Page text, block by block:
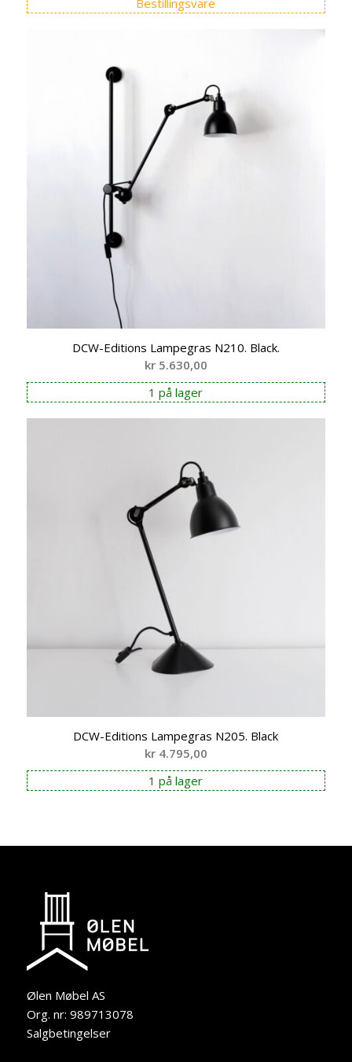
DCW-Editions Lampegras N210. Black.
kr5.630,00
1 på lager
DCW-Editions Lampegras N205. Black
kr4.795,00
1 på lager
Ølen Møbel AS
Org. nr: 989713078
Salgbetingelser